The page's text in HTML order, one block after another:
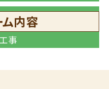
ム内容
事